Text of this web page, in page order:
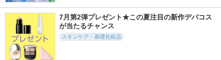
7月第2弾プレゼント★この夏注目の新作デパコス
が当たるチャンス
スキンケア・基礎化粧品